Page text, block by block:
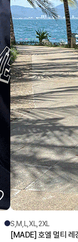
S,M,L,XL,2XL
[MADE] 호엘 멀티 레